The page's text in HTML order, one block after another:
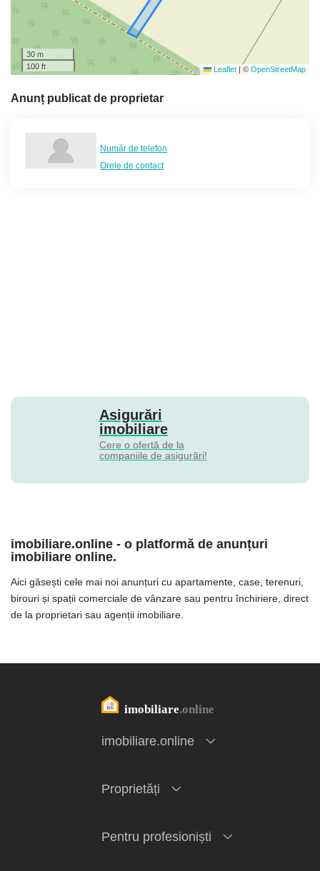
30 m
100 ft
Leaflet |© OpenStreetMap
Anunț publicat de proprietar
Număr de telefon
Orele de contact
Asigurări
imobiliare
Cere o ofertă de la
companiile de asigurări!
imobiliare.online - o platformă de anunțuri
imobiliare online.
Aici găsești cele mai noi anunțuri cu apartamente, case, terenuri,
birouri și spații comerciale de vânzare sau pentru închiriere, direct
de la proprietari sau agenții imobiliare.
imobiliare.online
Proprietăți
Pentru profesioniști